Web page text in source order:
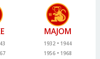
MAJOM
1932
1944
1956
1968